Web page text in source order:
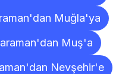
Muğla'ya
Muş'a
Nevşehir'e